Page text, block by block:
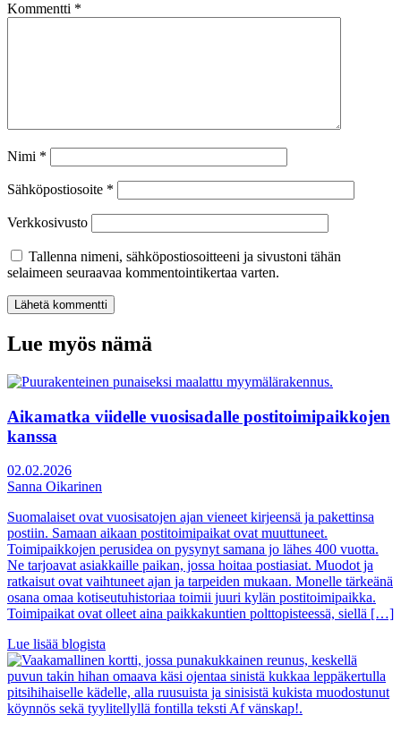
Kommentti *
Nimi *
Sähköpostiosoite *
Verkkosivusto
Tallenna nimeni, sähköpostiosoitteeni ja sivustoni tähän
selaimeen seuraavaa kommentointikertaa varten.
Lue myös nämä
Aikamatka viidelle vuosisadalle postitoimipaikkojen
kanssa
02.02.2026
Sanna Oikarinen
Suomalaiset ovat vuosisatojen ajan vieneet kirjeensä ja pakettinsa
postiin. Samaan aikaan postitoimipaikat ovat muuttuneet.
Toimipaikkojen perusidea on pysynyt samana jo lähes 400 vuotta.
Ne tarjoavat asiakkaille paikan, jossa hoitaa postiasiat. Muodot ja
ratkaisut ovat vaihtuneet ajan ja tarpeiden mukaan. Monelle tärkeänä
osana omaa kotiseutuhistoriaa toimii juuri kylän postitoimipaikka.
Toimipaikat ovat olleet aina paikkakuntien polttopisteessä, siellä […]
Lue lisää blogista